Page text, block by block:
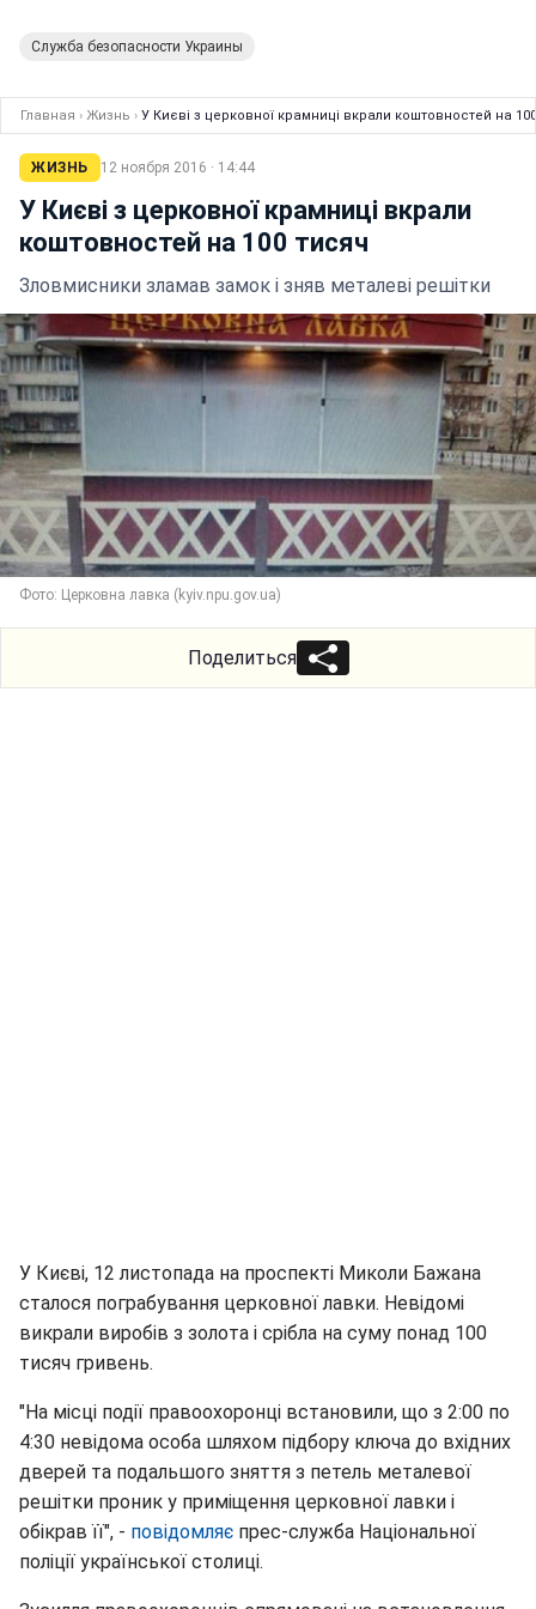
Служба безопасности Украины
Главная › Жизнь › У Києві з церковної крамниці вкрали коштовностей на
ЖИЗНЬ 12 ноября 2016 · 14:44
У Києві з церковної крамниці вкрали
коштовностей на 100 тисяч
Зловмисники зламав замок і зняв металеві решітки
Фото: Церковна лавка (kyiv.npu.gov.ua)
Поделиться
У Києві, 12 листопада на проспекті Миколи Бажана
сталося пограбування церковної лавки. Невідомі
викрали виробів з золота і срібла на суму понад 100
тисяч гривень.
"На місці події правоохоронці встановили, що з 2:00 по
4:30 невідома особа шляхом підбору ключа до вхідних
дверей та подальшого зняття з петель металевої
решітки проник у приміщення церковної лавки і
обікрав її", - повідомляє прес-служба Національної
поліції української столиці.